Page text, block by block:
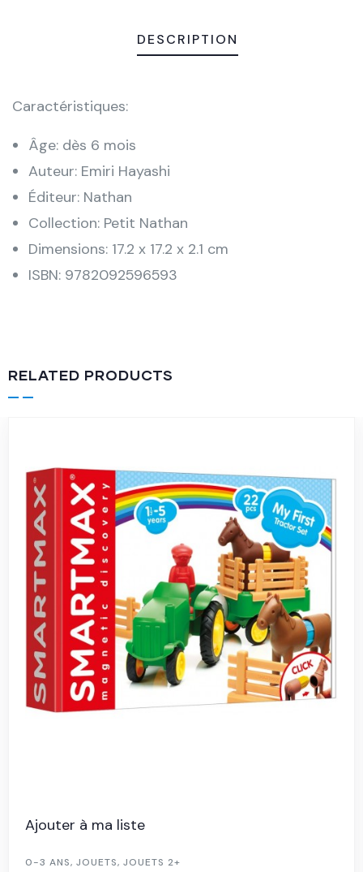
DESCRIPTION
Caractéristiques:
Âge: dès 6 mois
Auteur: Emiri Hayashi
Éditeur: Nathan
Collection: Petit Nathan
Dimensions: 17.2 x 17.2 x 2.1 cm
ISBN: 9782092596593
RELATED PRODUCTS
Ajouter à ma liste
0-3 ANS, JOUETS, JOUETS 2+